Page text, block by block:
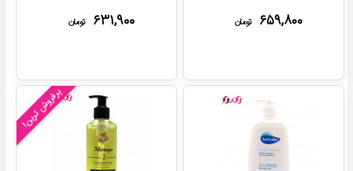
۶۵۹,۸۰۰ تومان ۶۳۱,۹۰۰ تومان
پرفروش ترین!